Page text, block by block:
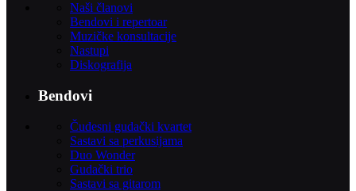
Naši članovi
Bendovi i repertoar
Muzičke konsultacije
Nastupi
Diskografija
Bendovi
Čudesni gudački kvartet
Sastavi sa perkusijama
Duo Wonder
Gudački trio
Sastavi sa gitarom